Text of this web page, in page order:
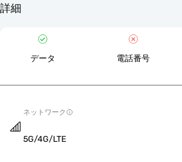
詳細
データ 電話番号
ネットワーク
5G/4G/LTE